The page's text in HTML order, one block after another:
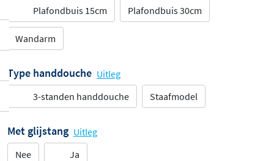
Plafondbuis 15cm
Plafondbuis 30cm
Wandarm
Type handdouche Uitleg
3-standen handdouche
Staafmodel
Met glijstang Uitleg
Nee
Ja